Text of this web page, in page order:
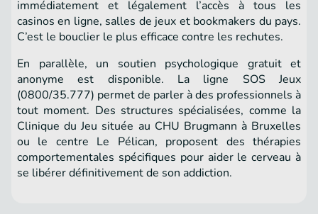
immédiatement et légalement l’accès à tous les
casinos en ligne, salles de jeux et bookmakers du pays.
C’est le bouclier le plus efficace contre les rechutes.
En parallèle, un soutien psychologique gratuit et
anonyme est disponible. La ligne SOS Jeux
(0800/35.777) permet de parler à des professionnels à
tout moment. Des structures spécialisées, comme la
Clinique du Jeu située au CHU Brugmann à Bruxelles
ou le centre Le Pélican, proposent des thérapies
comportementales spécifiques pour aider le cerveau à
se libérer définitivement de son addiction.